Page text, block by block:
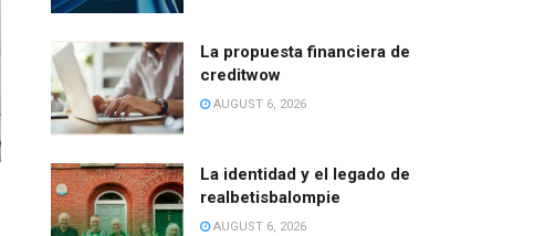
La propuesta financiera de
creditwow
AUGUST 6, 2026
La identidad y el legado de
realbetisbalompie
AUGUST 6, 2026